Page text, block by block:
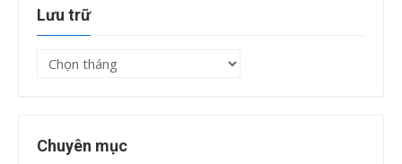
Lưu trữ
Lưu
Chuyên mục